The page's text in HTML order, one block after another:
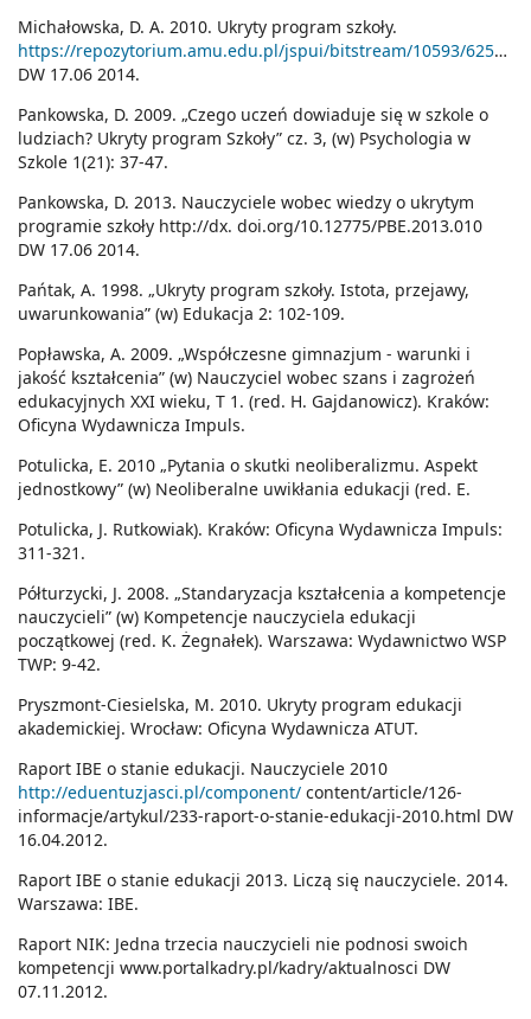
Michałowska, D. A. 2010. Ukryty program szkoły.
https://repozytorium.amu.edu.pl/jspui/bitstream/10593/6255/1/Ukryty%20program%20szko%C5%82y.pdf
DW 17.06 2014.
Pankowska, D. 2009. „Czego uczeń dowiaduje się w szkole o
ludziach? Ukryty program Szkoły” cz. 3, (w) Psychologia w
Szkole 1(21): 37-47.
Pankowska, D. 2013. Nauczyciele wobec wiedzy o ukrytym
programie szkoły http://dx. doi.org/10.12775/PBE.2013.010
DW 17.06 2014.
Pańtak, A. 1998. „Ukryty program szkoły. Istota, przejawy,
uwarunkowania” (w) Edukacja 2: 102-109.
Popławska, A. 2009. „Współczesne gimnazjum - warunki i
jakość kształcenia” (w) Nauczyciel wobec szans i zagrożeń
edukacyjnych XXI wieku, T 1. (red. H. Gajdanowicz). Kraków:
Oficyna Wydawnicza Impuls.
Potulicka, E. 2010 „Pytania o skutki neoliberalizmu. Aspekt
jednostkowy” (w) Neoliberalne uwikłania edukacji (red. E.
Potulicka, J. Rutkowiak). Kraków: Oficyna Wydawnicza Impuls:
311-321.
Półturzycki, J. 2008. „Standaryzacja kształcenia a kompetencje
nauczycieli” (w) Kompetencje nauczyciela edukacji
początkowej (red. K. Żegnałek). Warszawa: Wydawnictwo WSP
TWP: 9-42.
Pryszmont-Ciesielska, M. 2010. Ukryty program edukacji
akademickiej. Wrocław: Oficyna Wydawnicza ATUT.
Raport IBE o stanie edukacji. Nauczyciele 2010
http://eduentuzjasci.pl/component/ content/article/126-
informacje/artykul/233-raport-o-stanie-edukacji-2010.html DW
16.04.2012.
Raport IBE o stanie edukacji 2013. Liczą się nauczyciele. 2014.
Warszawa: IBE.
Raport NIK: Jedna trzecia nauczycieli nie podnosi swoich
kompetencji www.portalkadry.pl/kadry/aktualnosci DW
07.11.2012.